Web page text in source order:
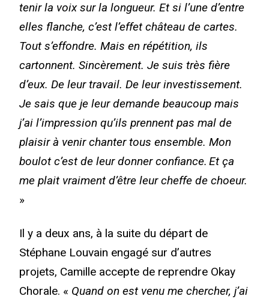
tenir la voix sur la longueur. Et si l’une d’entre
elles flanche, c’est l’effet château de cartes.
Tout s’effondre. Mais en répétition, ils
cartonnent. Sincèrement. Je suis très fière
d’eux. De leur travail. De leur investissement.
Je sais que je leur demande beaucoup mais
j’ai l’impression qu’ils prennent pas mal de
plaisir à venir chanter tous ensemble. Mon
boulot c’est de leur donner confiance. Et ça
me plait vraiment d’être leur cheffe de choeur.
»
Il y a deux ans, à la suite du départ de
Stéphane Louvain engagé sur d’autres
projets, Camille accepte de reprendre Okay
Chorale. « Quand on est venu me chercher, j’ai